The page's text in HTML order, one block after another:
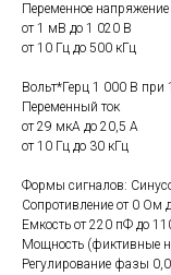
Переменное напряжение
от 1 мВ до 1 020 В
от 10 Гц до 500 кГц
Вольт*Герц 1 000 В
Переменный ток
от 29 мкА до 20,5 А
от 10 Гц до 30 кГц
Формы сигналов:
Сопротивление от 0
Емкость от 220 пФ до
Мощность (фиктивные
Регулирование фазы